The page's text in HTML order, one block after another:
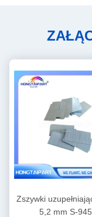
Zszywki
5,2 mm S-